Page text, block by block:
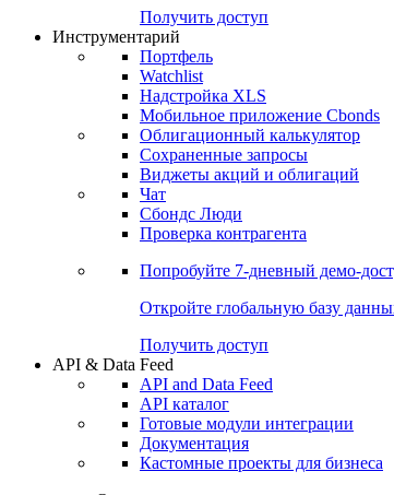
Попробуйте7-дневный
Откройте глобальную базу данных
Получить доступ
Инструментарий
Портфель
Watchlist
Надстройка XLS
Мобильное приложение Cbonds
Облигационный калькулятор
Сохраненные запросы
Виджеты акций и облигаций
Чат
Сбондс Люди
Проверка контрагента
Попробуйте7-дневный
Откройте глобальную базу данных
Получить доступ
API & Data Feed
API and Data Feed
API каталог